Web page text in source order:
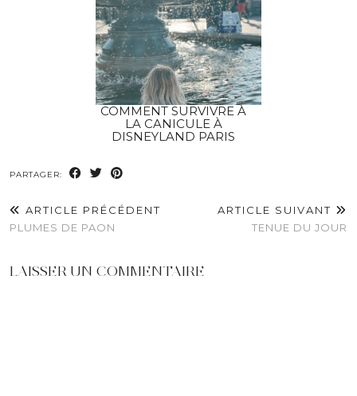
COMMENT SURVIVRE À
LA CANICULE À
DISNEYLAND PARIS
PARTAGER:
ARTICLE PRÉCÉDENT
PLUMES DE PAON
ARTICLE SUIVANT
TENUE DU JOUR
LAISSER UN COMMENTAIRE